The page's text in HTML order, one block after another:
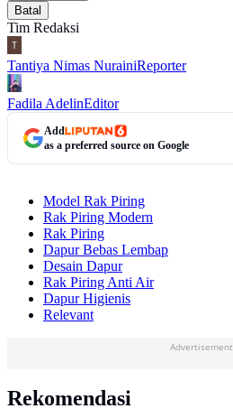
Batal
Tim Redaksi
Tantiya Nimas NurainiReporter
Fadila AdelinEditor
Add
as a preferred source on Google
Model Rak Piring
Rak Piring Modern
Rak Piring
Dapur Bebas Lembap
Desain Dapur
Rak Piring Anti Air
Dapur Higienis
Relevant
Advertisement
Rekomendasi